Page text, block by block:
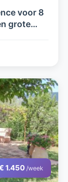
voor 8
grote
1.450 /week